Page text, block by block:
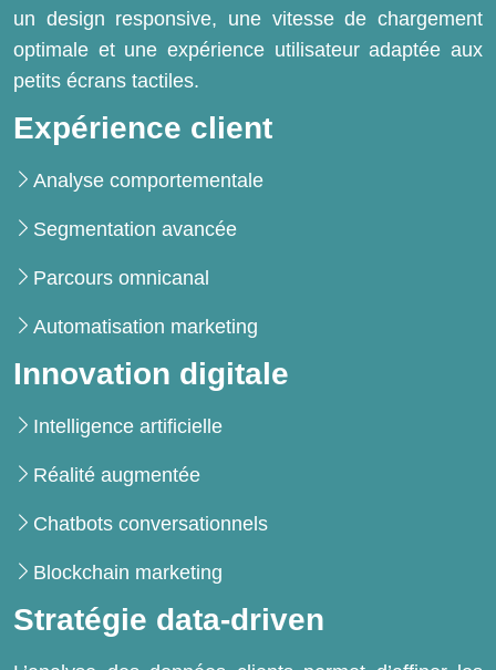
un design responsive, une vitesse de chargement
optimale et une expérience utilisateur adaptée aux
petits écrans tactiles.
Expérience client
Analyse comportementale
Segmentation avancée
Parcours omnicanal
Automatisation marketing
Innovation digitale
Intelligence artificielle
Réalité augmentée
Chatbots conversationnels
Blockchain marketing
Stratégie data-driven